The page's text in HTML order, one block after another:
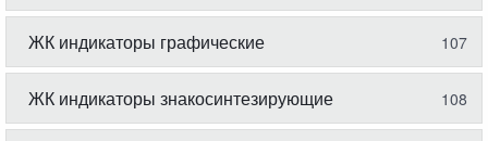
ЖК индикаторы графические 107
ЖК индикаторы знакосинтезирующие 108